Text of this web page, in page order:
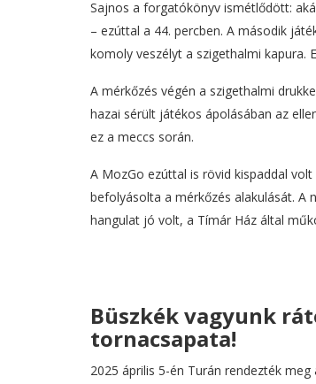
Sajnos a forgatókönyv ismétlődött:
– ezúttal a 44. percben. A második
komoly veszélyt a szigethalmi kapura.
A mérkőzés végén a szigethalmi
hazai sérült játékos ápolásában az
ez a meccs során.
A MozGo ezúttal is rövid kispaddal
befolyásolta a mérkőzés alakulását. A
hangulat jó volt, a Tímár Ház által
Büszkék vagyunk
tornacsapata!
2025 április 5-én Turán rendezték meg